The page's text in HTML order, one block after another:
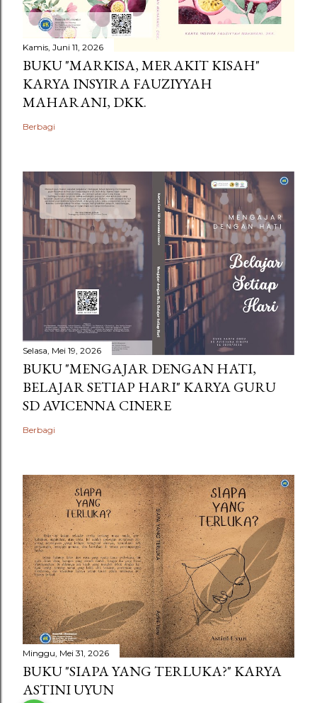
Kamis, Juni 11, 2026
BUKU "MARKISA, MERAKIT KISAH"
KARYA INSYIRA FAUZIYYAH
MAHARANI, DKK.
Berbagi
Selasa, Mei 19, 2026
BUKU "MENGAJAR DENGAN HATI,
BELAJAR SETIAP HARI" KARYA GURU
SD AVICENNA CINERE
Berbagi
Minggu, Mei 31, 2026
BUKU "SIAPA YANG TERLUKA?" KARYA
ASTINI UYUN